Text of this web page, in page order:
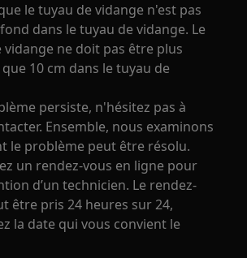
le tuyau de vidange n'est pas
dans le tuyau de vidange. Le
vidange ne doit pas être plus
10 cm dans le tuyau de
persiste, n'hésitez pas à
Ensemble, nous examinons
le problème peut être résolu.
un rendez-vous en ligne pour
d’un technicien. Le rendez-
être pris 24 heures sur 24,
la date qui vous convient le